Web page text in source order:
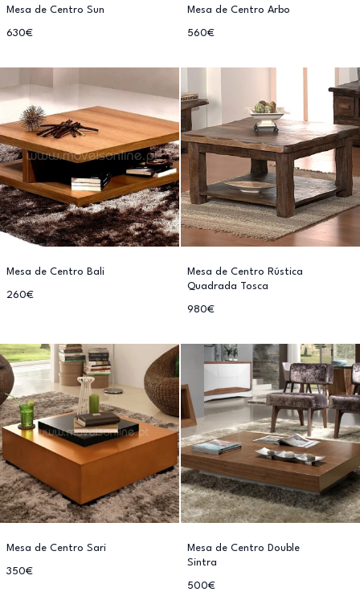
Mesa de Centro Sun
630€
Mesa de Centro Arbo
560€
Mesa de Centro Bali
260€
Mesa de Centro Rústica
Quadrada Tosca
980€
Mesa de Centro Sari
350€
Mesa de Centro Double
Sintra
500€